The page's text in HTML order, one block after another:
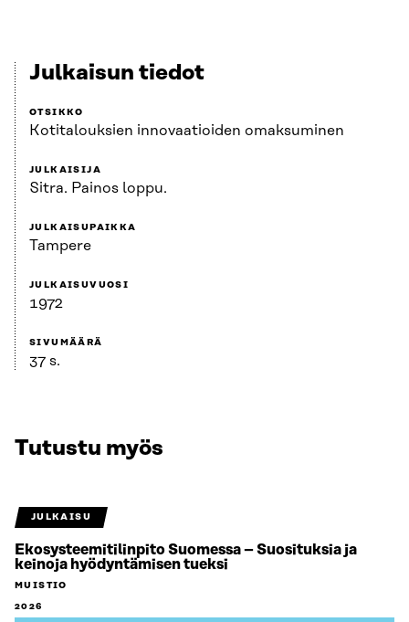
Julkaisun tiedot
OTSIKKO
Kotitalouksien innovaatioiden omaksuminen
JULKAISIJA
Sitra. Painos loppu.
JULKAISUPAIKKA
Tampere
JULKAISUVUOSI
1972
SIVUMÄÄRÄ
37 s.
Tutustu myös
JULKAISU
Ekosysteemitilinpito Suomessa – Suosituksia ja
keinoja hyödyntämisen tueksi
MUISTIO
2026